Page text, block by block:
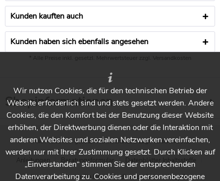
Kunden kauften auch
Kunden haben sich ebenfalls angesehen
* Alle Preise inkl. gesetzl. Mehrwertsteuer zzgl. Versandkosten
Shopinformationen
* Alle Preise inkl. gesetzl. Mehrwertsteuer zzgl.Versandkosten
Anleitungen Beratungsformular
Datenblätter Inhaltsstoffe
Händlersuche - Finden Sie Ihren Händler vor Ort
Holzpflege
Wir nutzen Cookies, die für den technischen Betrieb der
Website erforderlich sind und stets gesetzt werden. Andere
Cookies, die den Komfort bei der Benutzung dieser Website
erhöhen, der Direktwerbung dienen oder die Interaktion mit
anderen Websites und sozialen Netzwerken vereinfachen,
werden nur mit Ihrer Zustimmung gesetzt. Durch Klicken auf
„Einverstanden“ stimmen Sie der entsprechenden
Datenverarbeitung zu. Cookies und personenbezogene